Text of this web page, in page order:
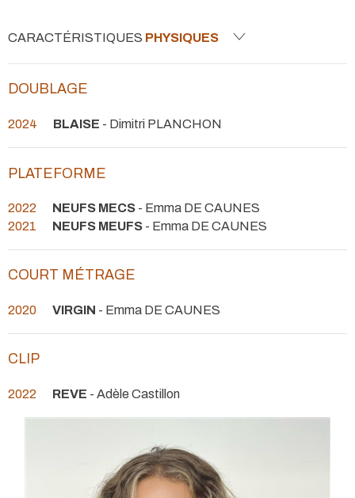
CARACTÉRISTIQUES PHYSIQUES
DOUBLAGE
2024 BLAISE - Dimitri PLANCHON
PLATEFORME
2022 NEUFS MECS - Emma DE CAUNES
2021
NEUFS MEUFS - Emma DE CAUNES
COURT MÉTRAGE
2020 VIRGIN - Emma DE CAUNES
CLIP
2022 REVE - Adèle Castillon